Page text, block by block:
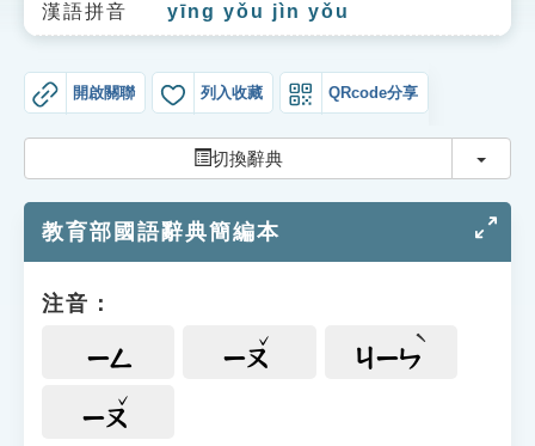
生字詞彙表
成語故事
索引選單
單字索引
遊戲專區
教學應用
漢語拼音 yīng yǒu jìn yǒu
開啟關聯 列入收藏 QRcode分享
切換辭典 切換
教育部國語辭典簡編本
注音：
ㄧㄥ ㄧㄡ ㄐㄧㄣ
ㄧㄡ